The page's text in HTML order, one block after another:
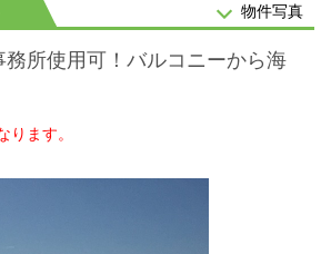
物件写真
務所使用可！バルコニーから海
ります。